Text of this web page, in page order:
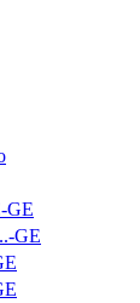
GE
GE